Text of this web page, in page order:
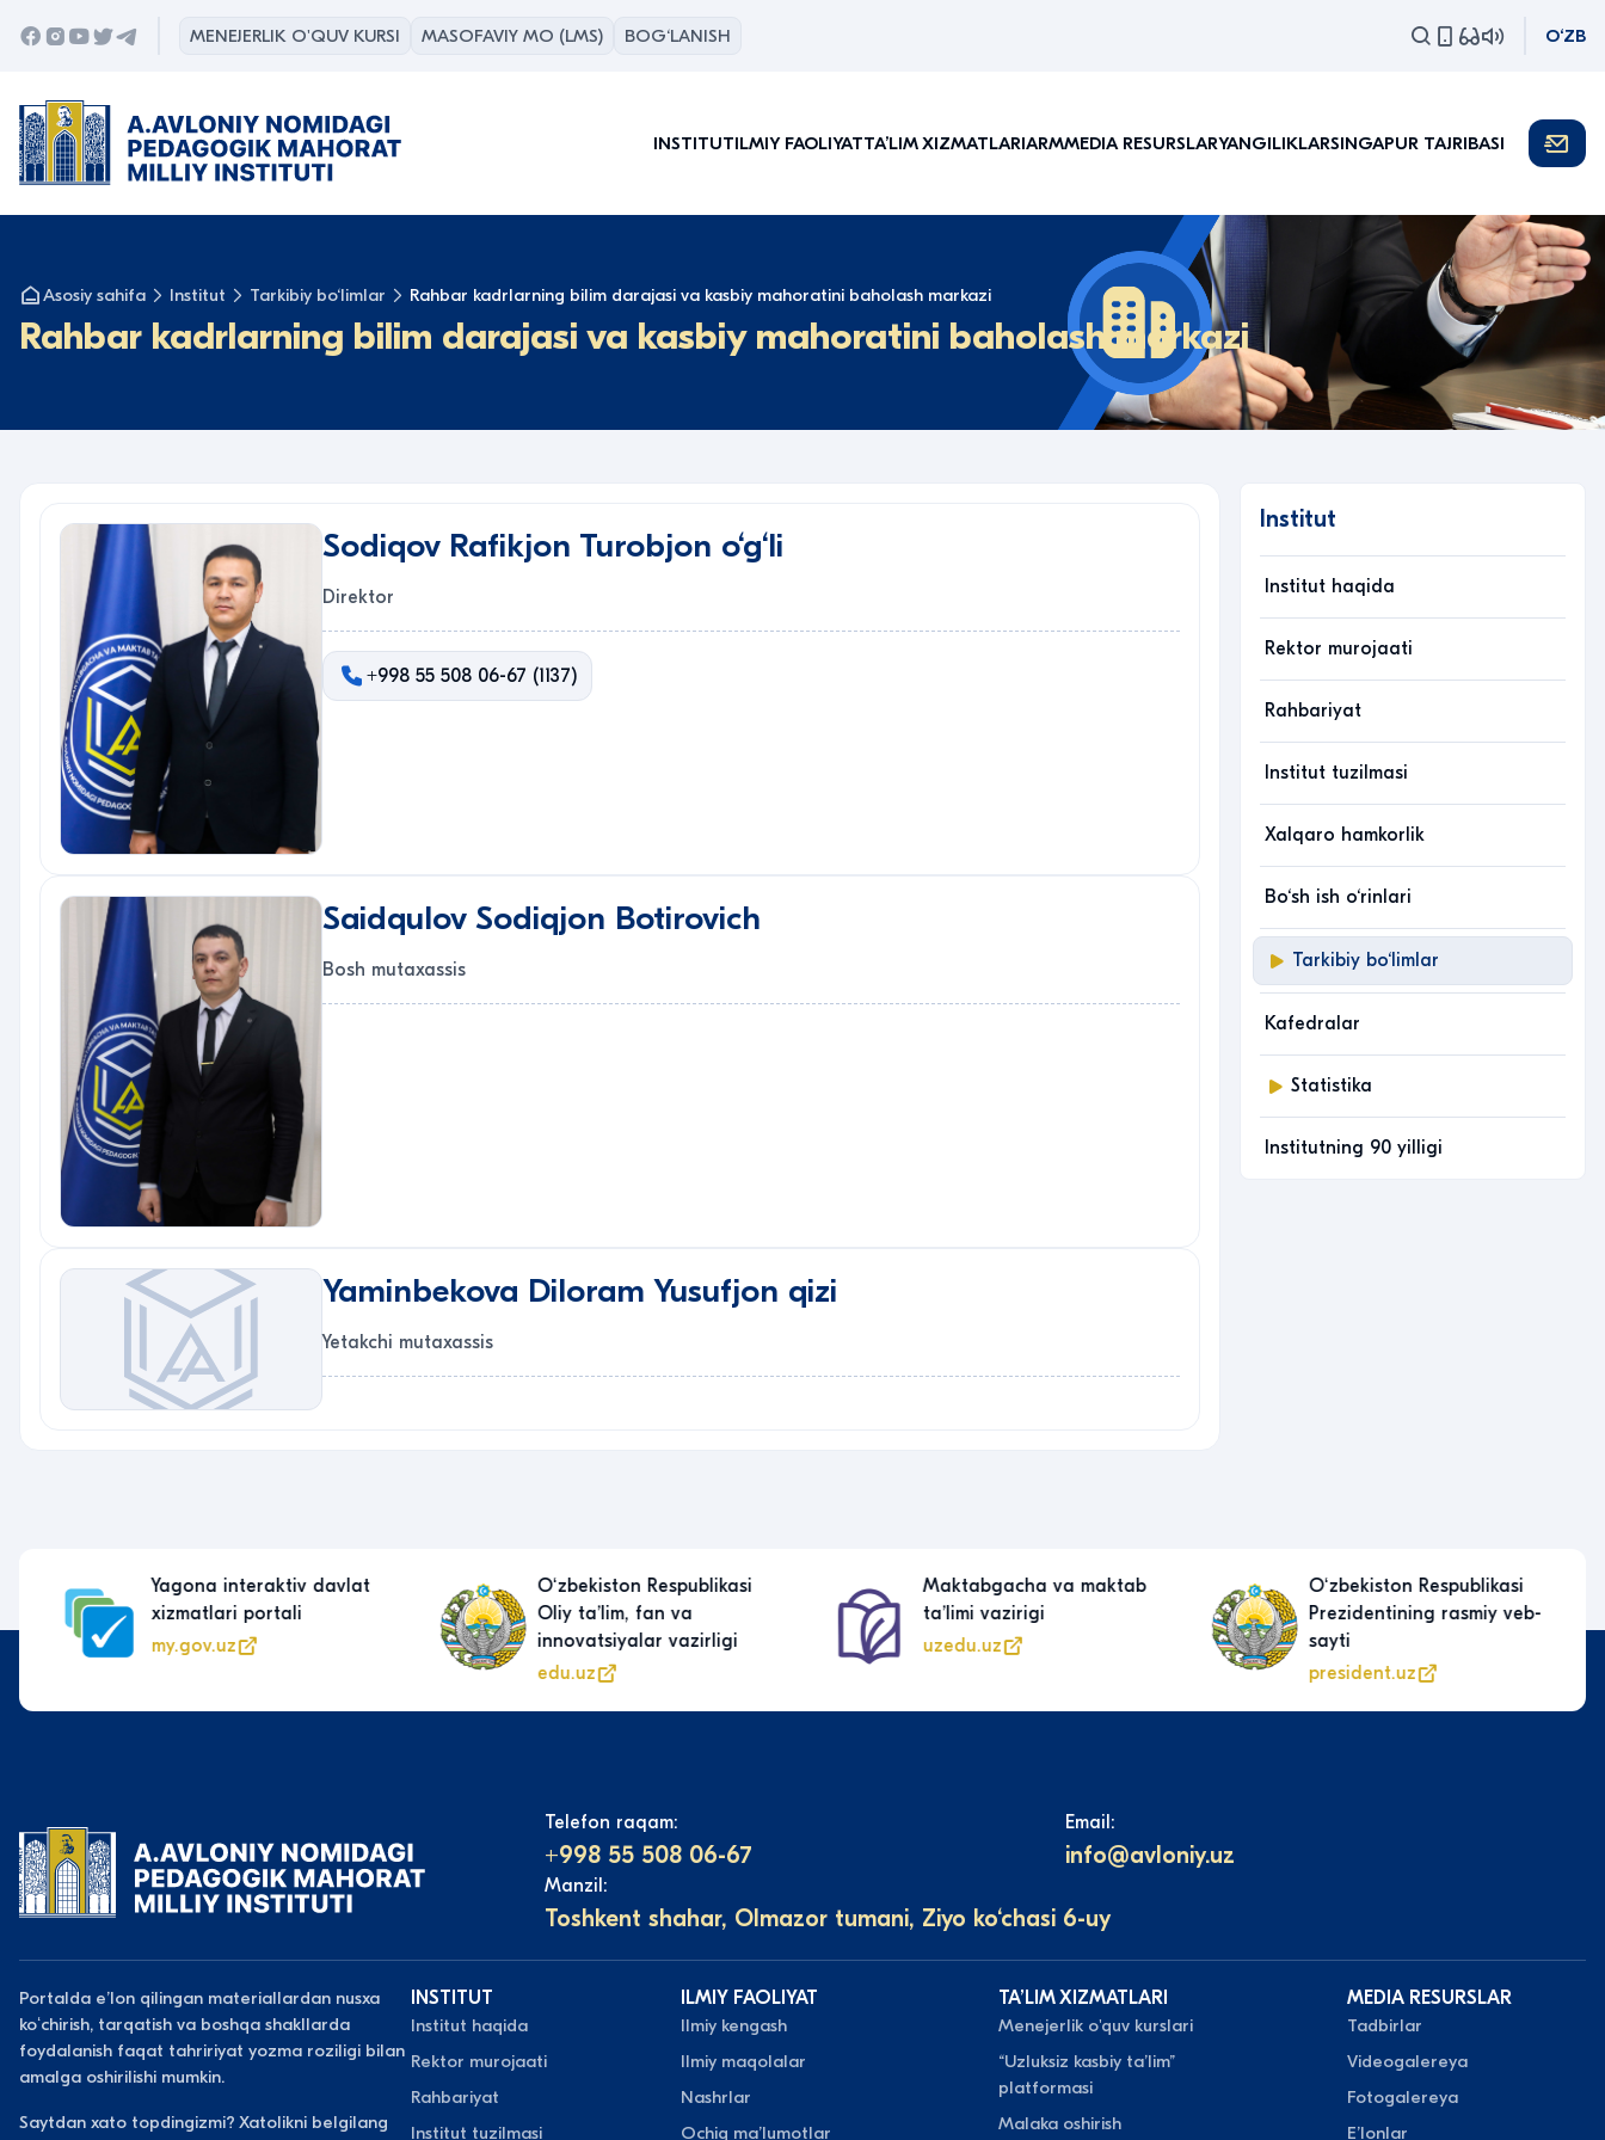
MENEJERLIK O'QUV KURSI MASOFAVIY MO (LMS) BOG‘LANISH O‘ZB
INSTITUTILMIY FAOLIYATTAʼLIM XIZMATLARIARMMEDIA RESURSLARYANGILIKLARSINGAPUR TAJRIBASI
Asosiy sahifa Institut Tarkibiy bo‘limlar Rahbar kadrlarning bilim darajasi va kasbiy mahoratini baholash markazi
Rahbar kadrlarning bilim darajasi va kasbiy mahoratini baholash markazi
Sodiqov Rafikjon Turobjon o‘g‘li
Direktor
+998 55 508 06-67 (1137)
Saidqulov Sodiqjon Botirovich
Bosh mutaxassis
Yaminbekova Diloram Yusufjon qizi
Yetakchi mutaxassis
Institut
Institut haqida
Rektor murojaati
Rahbariyat
Institut tuzilmasi
Xalqaro hamkorlik
Bo‘sh ish o‘rinlari
Tarkibiy bo‘limlar
Kafedralar
Statistika
Institutning 90 yilligi
Yagona interaktiv davlat
xizmatlari portali
my.gov.uz
Oʻzbekiston Respublikasi
Oliy taʼlim, fan va
innovatsiyalar vazirligi
edu.uz
Maktabgacha va maktab
taʼlimi vazirigi
uzedu.uz
Oʻzbekiston Respublikasi
Prezidentining rasmiy veb-
sayti
president.uz
Telefon raqam:
+998 55 508 06-67
Email:
info@avloniy.uz
Manzil:
Toshkent shahar, Olmazor tumani, Ziyo ko‘chasi 6-uy
Portalda eʼlon qilingan materiallardan nusxa
koʻchirish, tarqatish va boshqa shakllarda
foydalanish faqat tahririyat yozma roziligi bilan
amalga oshirilishi mumkin.
Saytdan xato topdingizmi? Xatolikni belgilang
INSTITUT
Institut haqida
Rektor murojaati
Rahbariyat
Institut tuzilmasi
ILMIY FAOLIYAT
Ilmiy kengash
Ilmiy maqolalar
Nashrlar
Ochiq maʼlumotlar
TAʼLIM XIZMATLARI
Menejerlik o'quv kurslari
“Uzluksiz kasbiy taʼlim”
platformasi
Malaka oshirish
MEDIA RESURSLAR
Tadbirlar
Videogalereya
Fotogalereya
Eʼlonlar